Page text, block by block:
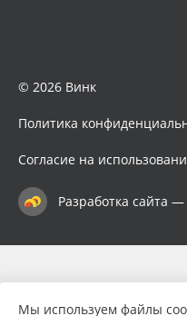
© 2026 Винк
Политика
Согласие на
Разработка сайта
Мы используем файлы